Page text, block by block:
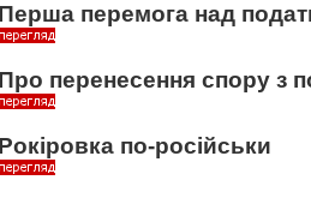
Перша перемога над
Про перенесення спору з
Рокіровка по-російськи